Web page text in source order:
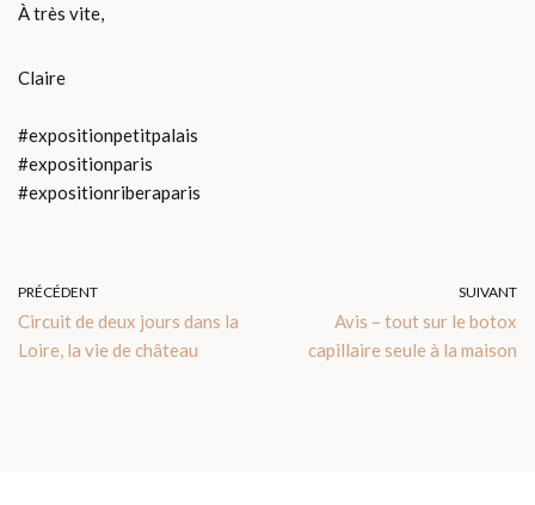
À très vite,
Claire
#expositionpetitpalais
#expositionparis
#expositionriberaparis
PRÉCÉDENT
Circuit de deux jours dans la
Loire, la vie de château
SUIVANT
Avis – tout sur le botox
capillaire seule à la maison